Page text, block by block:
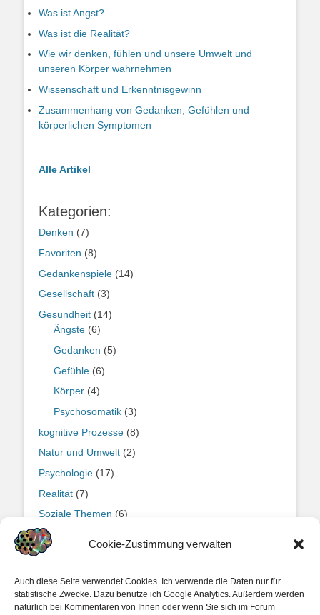
Cookie-Zustimmung verwalten
Auch diese Seite verwendet Cookies. Ich verwende die Daten nur für
statistische Zwecke. Dazu benutze ich Google Analytics. Außerdem werden
natürlich bei Kommentaren von Ihnen oder wenn Sie sich im Forum
Was ist Angst?
Was ist die Realität?
Wie wir denken, fühlen und unsere Umwelt und
unseren Körper wahrnehmen
Wissenschaft und Erkenntnisgewinn
Zusammenhang von Gedanken, Gefühlen und
körperlichen Symptomen
Alle Artikel
Kategorien:
Denken (7)
Favoriten (8)
Gedankenspiele (14)
Gesellschaft (3)
Gesundheit (14)
Ängste (6)
Gedanken (5)
Gefühle (6)
Körper (4)
Psychosomatik (3)
kognitive Prozesse (8)
Natur und Umwelt (2)
Psychologie (17)
Realität (7)
Soziale Themen (6)
Weltbildbastelei
Wissen
Zwischenmenschliche Beziehungen
(3)